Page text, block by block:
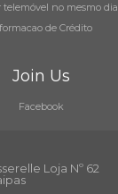
telemóvel no mesmo dia
de Crédito
Join Us
Facebook
Loja Nº 62